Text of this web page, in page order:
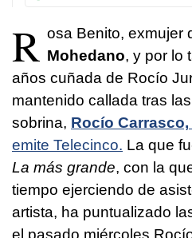
R osa Benito, exmujer
Mohedano, y por lo
años cuñada de Rocío
mantenido callada tras
sobrina, Rocío Carrasco,
emite Telecinco. La que
La más grande, con la
tiempo ejerciendo de
artista, ha puntualizado